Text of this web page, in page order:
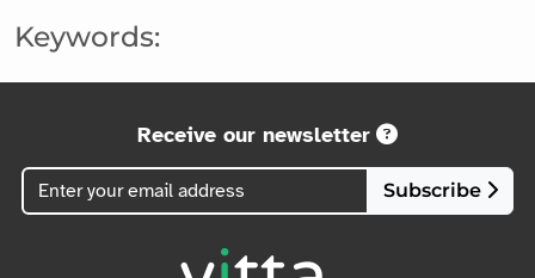
Keywords:
Receive our newsletter
Subscribe